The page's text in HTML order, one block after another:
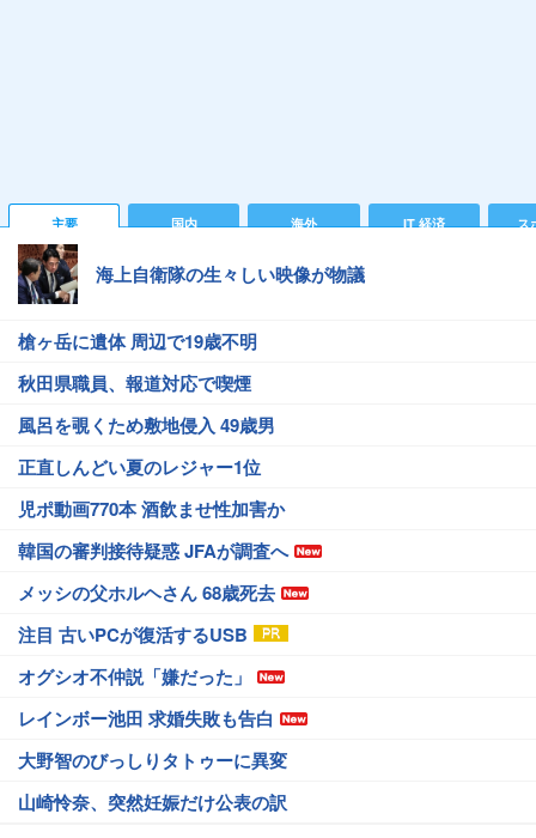
主要 国内 海外 IT 経済 ス
海上自衛隊の生々しい映像が物議
槍ヶ岳に遺体 周辺で19歳不明
秋田県職員、報道対応で喫煙
風呂を覗くため敷地侵入 49歳男
正直しんどい夏のレジャー1位
児ポ動画770本 酒飲ませ性加害か
韓国の審判接待疑惑 JFAが調査へ
メッシの父ホルヘさん 68歳死去
注目 古いPCが復活するUSB
オグシオ不仲説「嫌だった」
レインボー池田 求婚失敗も告白
大野智のびっしりタトゥーに異変
山崎怜奈、突然妊娠だけ公表の訳